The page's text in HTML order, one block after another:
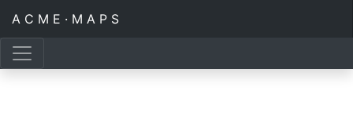
A C M E · M A P S